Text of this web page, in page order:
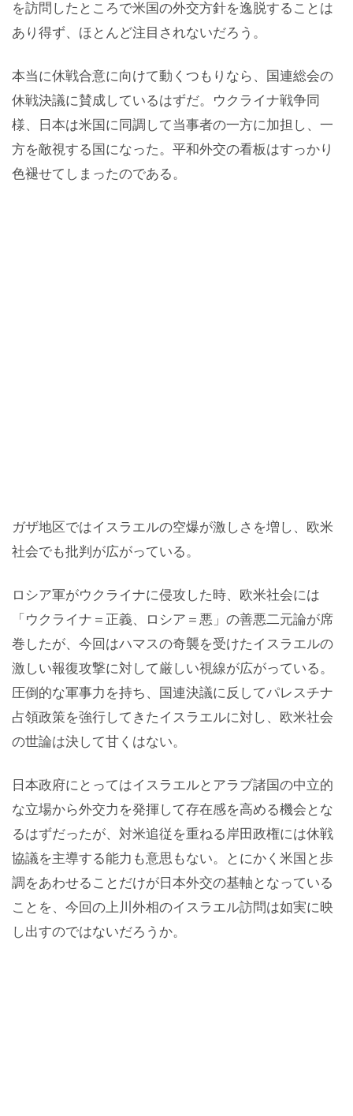
を訪問したところで米国の外交方針を逸脱することは
あり得ず、ほとんど注目されないだろう。
本当に休戦合意に向けて動くつもりなら、国連総会の
休戦決議に賛成しているはずだ。ウクライナ戦争同
様、日本は米国に同調して当事者の一方に加担し、一
方を敵視する国になった。平和外交の看板はすっかり
色褪せてしまったのである。
ガザ地区ではイスラエルの空爆が激しさを増し、欧米
社会でも批判が広がっている。
ロシア軍がウクライナに侵攻した時、欧米社会には
「ウクライナ＝正義、ロシア＝悪」の善悪二元論が席
巻したが、今回はハマスの奇襲を受けたイスラエルの
激しい報復攻撃に対して厳しい視線が広がっている。
圧倒的な軍事力を持ち、国連決議に反してパレスチナ
占領政策を強行してきたイスラエルに対し、欧米社会
の世論は決して甘くはない。
日本政府にとってはイスラエルとアラブ諸国の中立的
な立場から外交力を発揮して存在感を高める機会とな
るはずだったが、対米追従を重ねる岸田政権には休戦
協議を主導する能力も意思もない。とにかく米国と歩
調をあわせることだけが日本外交の基軸となっている
ことを、今回の上川外相のイスラエル訪問は如実に映
し出すのではないだろうか。